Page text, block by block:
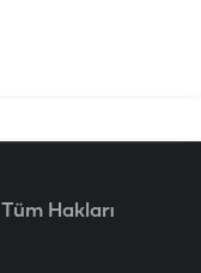
Hakları